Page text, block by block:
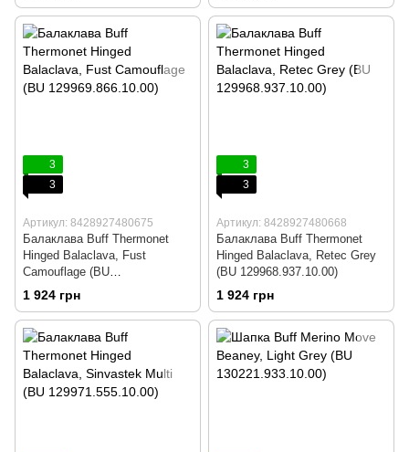
3
3
Артикул: 8428927480675
Балаклава Buff Thermonet
Hinged Balaclava, Fust
Camouflage (BU
129969.866.10.00)
1 924 грн
3
3
Артикул: 8428927480668
Балаклава Buff Thermonet
Hinged Balaclava, Retec Grey
(BU 129968.937.10.00)
1 924 грн